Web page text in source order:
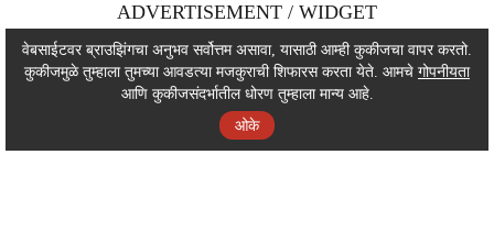
ADVERTISEMENT / WIDGET
ADVERTISEMENT / WIDGET
ADVERTISEMENT / WIDGET
वेबसाईटवर ब्राउझिंगचा अनुभव सर्वोत्तम असावा, यासाठी आम्ही कुकीजचा वापर करतो.
कुकीजमुळे तुम्हाला तुमच्या आवडत्या मजकुराची शिफारस करता येते. आमचे गोपनीयता
आणि कुकीजसंदर्भातील धोरण तुम्हाला मान्य आहे.
ओके